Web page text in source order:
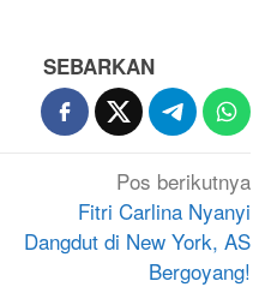
SEBARKAN
Pos berikutnya
Fitri Carlina Nyanyi
Dangdut di New York, AS
Bergoyang!